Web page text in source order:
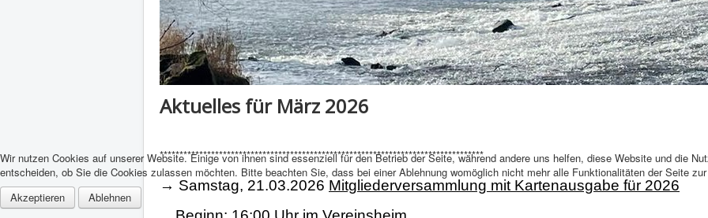
Aktuelles für März 2026
**********************************************************************************
→ Samstag, 21.03.2026 Mitgliederversammlung mit Kartenausgabe für 2026
Wir nutzen Cookies auf unserer Website. Einige von ihnen sind essenziell für den Betrieb der Seite, während andere uns helfen, diese Website und die
entscheiden, ob Sie die Cookies zulassen möchten. Bitte beachten Sie, dass bei einer Ablehnung womöglich nicht mehr alle Funktionalitäten der Seite
Akzeptieren
Ablehnen